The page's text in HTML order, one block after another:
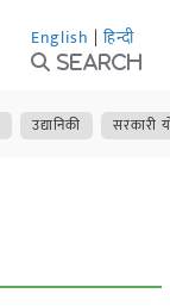
English | हिन्दी
Search
उद्यानिकी सरकारी